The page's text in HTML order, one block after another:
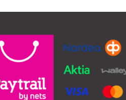
tehdä
tuotteen
sivulla.